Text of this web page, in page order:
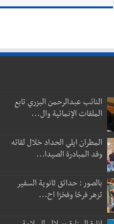
النائب عبدالرحمن البزري تابع
الملفات الإنمائية وال...
المطران ايلي الحداد خلال لقائه
وفد المبادرة الصيدا...
بالصور : حدائق ثانوية السفير
تزهر فرحًا وفخرًا اح...